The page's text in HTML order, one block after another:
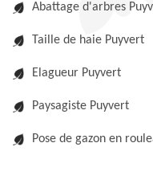
Abattage d'arbres
Taille de haie Puyvert
Elagueur Puyvert
Paysagiste Puyvert
Pose de gazon en